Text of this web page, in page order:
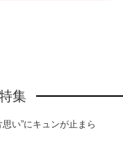
集
い”にキュンが止まら